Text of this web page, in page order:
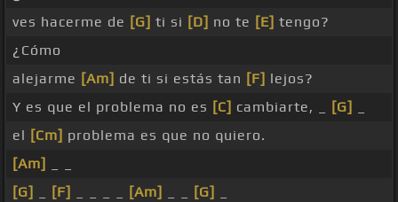
ves hacerme de [G] ti si [D] no te [E] tengo?
¿Cómo
alejarme [Am] de ti si estás tan [F] lejos?
Y es que el problema no es [C] cambiarte, _ [G]
el [Cm] problema es que no quiero.
[Am]
[G]
[F] [Am] [G]